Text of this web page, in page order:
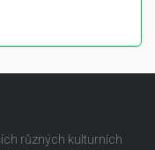
různých kulturních